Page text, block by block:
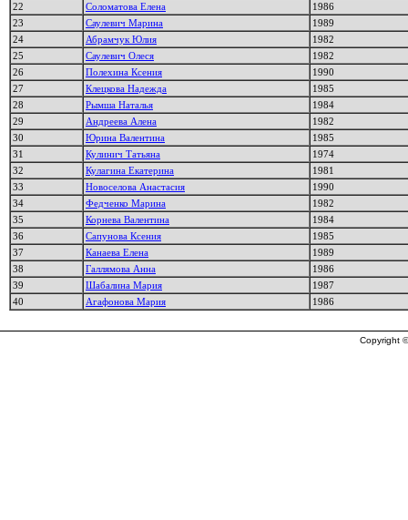
22
Соломатова Елена
1986
23
Саулевич Марина
1989
24
Абрамчук Юлия
1982
25
Саулевич Олеся
1982
26
Полехина Ксения
1990
27
Клецкова Надежда
1985
28
Рымша Наталья
1984
29
Андреева Алена
1982
30
Юрина Валентина
1985
31
Кулинич Татьяна
1974
32
Кулагина Екатерина
1981
33
Новоселова Анастасия
1990
34
Федченко Марина
1982
35
Корнева Валентина
1984
36
Сапунова Ксения
1985
37
Канаева Елена
1989
38
Галлямова Анна
1986
39
Шабалина Мария
1987
40
Агафонова Мария 1986
Copyright